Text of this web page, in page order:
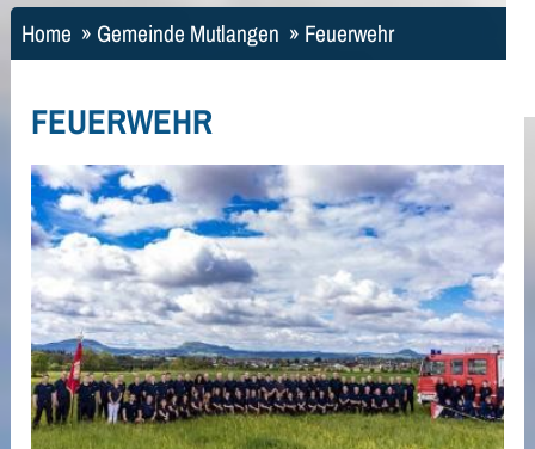
Home » Gemeinde Mutlangen » Feuerwehr
FEUERWEHR